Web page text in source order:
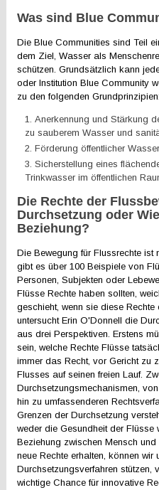
Was sind Blue
Die Blue Communities sind Teil
dem Ziel, Wasser als
schützen. Grundsätzlich kann
oder Institution Blue Community
zu den folgenden Grundprinzipien:
Anerkennung und Stärkung
zu sauberem Wasser und
Förderung öffentlicher
Sicherstellung eines
Trinkwasser im öffentlichen
Die Rechte der
Durchsetzung oder
Beziehung?
Die Bewegung für Flussrechte ist
gibt es über 100 Beispiele von
Personen, Subjekten oder
Flüsse Rechte haben sollten,
geschieht, wenn sie diese Rechte
untersucht Erin O'Donnell die
aus drei Perspektiven. Erstens
sein, welche Rechte Flüsse
immer das Recht, vor Gericht zu
Flusses auf seinen freien Lauf.
Durchsetzungsmechanismen,
hin zu umfassenderen
Grenzen der Durchsetzung
weder die Gesundheit der Flüsse
Beziehung zwischen Mensch
neue Rechte erhalten, können
Durchsetzungsverfahren
wichtige Chance für innovative